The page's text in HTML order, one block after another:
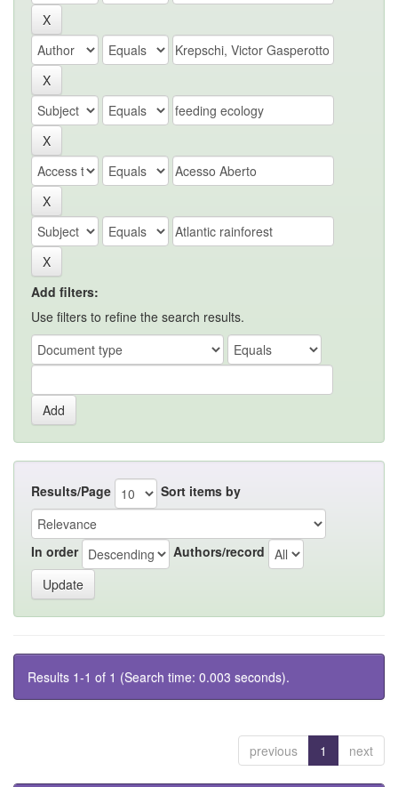
Add filters:
Use filters to refine the search results.
Results/Page Sort items by
In order Authors/record
Results 1-1 of 1 (Search time: 0.003 seconds).
previous 1 next